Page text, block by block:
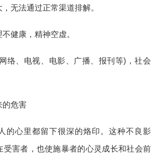
无法通过正常渠道排解。
健康，精神空虚。
络、电视、电影、广播、报刊等)，社会
的危害
的心里都留下很深的烙印。这种不良影
受害者，也使施暴者的心灵成长和社会前